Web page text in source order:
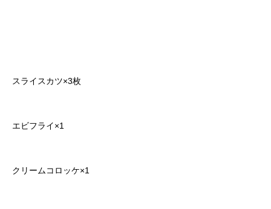
スライスカツ×3枚
エビフライ×1
クリームコロッケ×1